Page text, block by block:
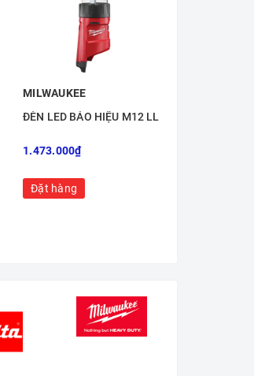
MILWAUKEE
ĐÈN LED BÁO HIỆU M12 LL
1.473.000₫
Đặt hàng